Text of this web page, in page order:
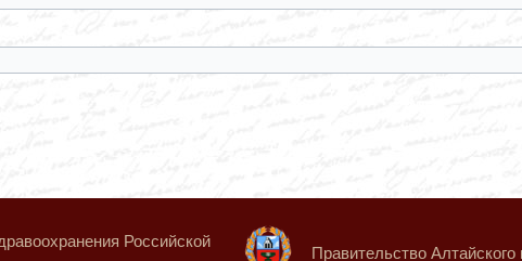
Российской
Правительство Алтайского